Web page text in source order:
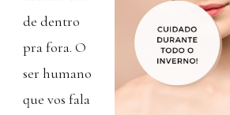
de dentro
pra fora. O
ser humano
que vos fala